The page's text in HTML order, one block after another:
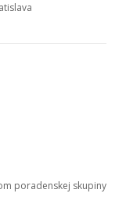
poradenskej skupiny